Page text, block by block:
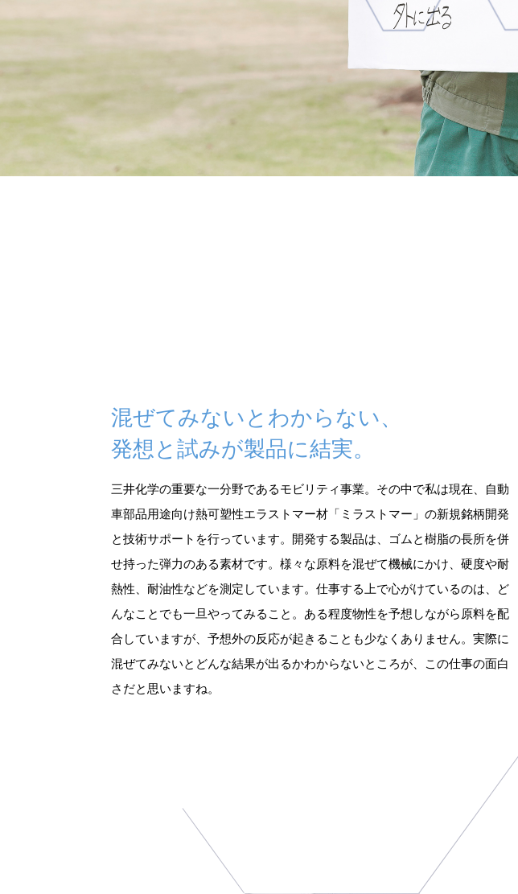
混ぜてみないとわからない、
発想と試みが製品に結実。
三井化学の重要な一分野であるモビリティ事業。その中で私は現在、自動
車部品用途向け熱可塑性エラストマー材「ミラストマー」の新規銘柄開発
と技術サポートを行っています。開発する製品は、ゴムと樹脂の長所を併
せ持った弾力のある素材です。様々な原料を混ぜて機械にかけ、硬度や耐
熱性、耐油性などを測定しています。仕事する上で心がけているのは、ど
んなことでも一旦やってみること。ある程度物性を予想しながら原料を配
合していますが、予想外の反応が起きることも少なくありません。実際に
混ぜてみないとどんな結果が出るかわからないところが、この仕事の面白
さだと思いますね。